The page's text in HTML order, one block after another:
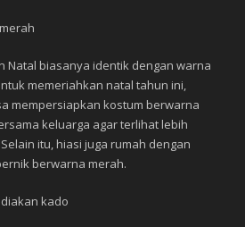
Natal biasanya identik dengan warna
memeriahkan natal tahun ini,
mempersiapkan kostum berwarna
keluarga agar terlihat lebih
itu, hiasi juga rumah dengan
berwarna merah.
kado